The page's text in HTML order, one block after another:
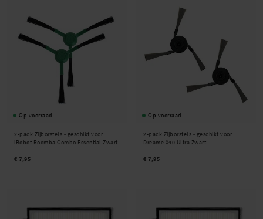
Op voorraad
2-pack Zijborstels - geschikt voor
iRobot Roomba Combo Essential Zwart
€ 7,95
Op voorraad
2-pack Zijborstels - geschikt voor
Dreame X40 Ultra Zwart
€ 7,95